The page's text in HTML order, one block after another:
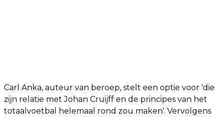
Carl Anka, auteur van beroep, stelt een optie voor 'die
zijn relatie met Johan Cruijff en de principes van het
totaalvoetbal helemaal rond zou maken'. Vervolgens